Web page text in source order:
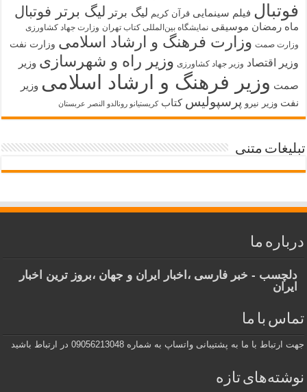
فوتبال فیلم سینمایی قرآن کریم لیگ برتر لیگ برتر فوتبال
ماه رمضان موسیقی نمایشگاه بین‌المللی کتاب تهران وزارت جهاد کشاورزی
وزارت صمت وزارت فرهنگ و ارشاد اسلامی وزارت نفت
وزیر اقتصاد وزیر جهاد کشاورزی وزیر راه و شهرسازی وزیر
صمت وزیر فرهنگ و ارشاد اسلامی وزیر
نفت وزیر نیرو پرسپولیس کتاب کریستیانو رونالدو النصر عربستان
تبلیغات متنی
درباره ما
دلچسب - خبر فارسی ،اخبار ایران و جهان ،بروز ترین اخبار
ایران
تماس با ما
جهت ارتباط با ما به پشتیبانی واتساپ به شماره 09056213048 در ارتباط باشید
نوشته‌های تازه